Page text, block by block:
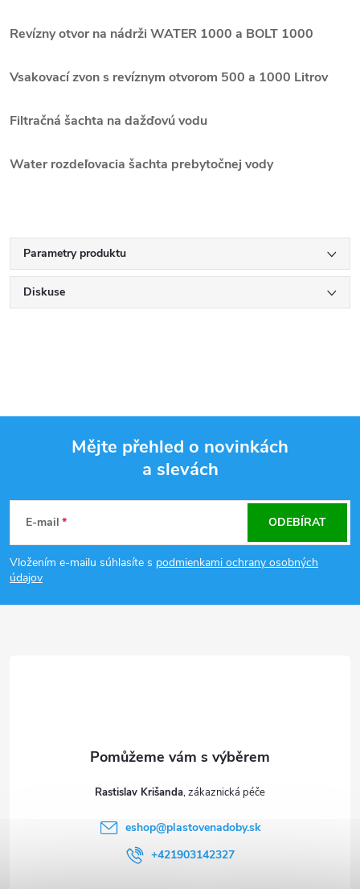
Revízny otvor na nádrži WATER 1000 a BOLT 1000
Vsakovací zvon s revíznym otvorom 500 a 1000 Litrov
Filtračná šachta na dažďovú vodu
Water rozdeľovacia šachta prebytočnej vody
Parametry produktu
Diskuse
p
a
Mějte přehled o novinkách
a slevách
E-mail
Vložením e-mailu súhlasíte s podmienkami ochrany osobných
údajov
ODEBÍRAT
Rastislav Krišanda
eshop@plastovenadoby.sk
+421903142327